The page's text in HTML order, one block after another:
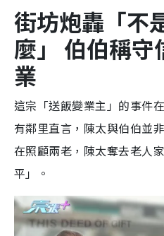
街坊炮轟「不
麼」 伯伯稱守
業
這宗「送飯變業主」的事件
有鄰里直言，陳太與伯伯並
在照顧兩老，陳太奪去老人
平」。